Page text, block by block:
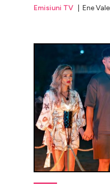
Emisiuni TV | Ene